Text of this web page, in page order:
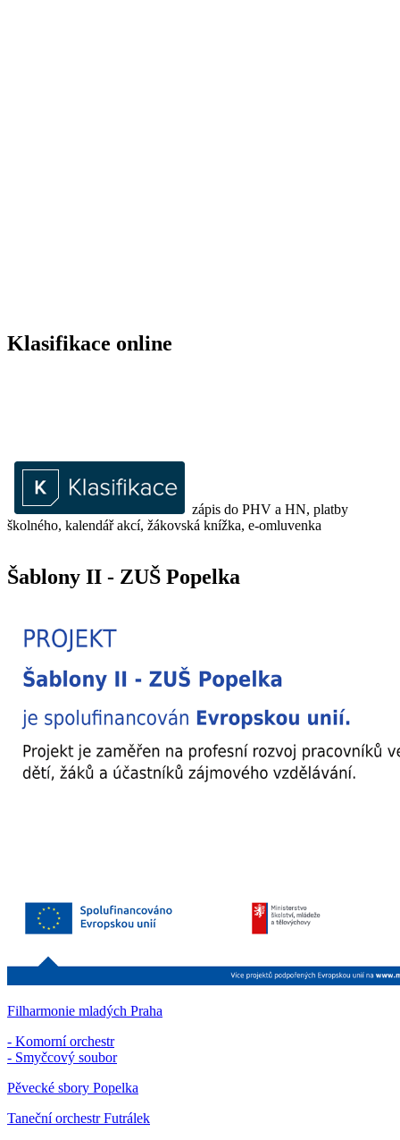
Klasifikace online
zápis do PHV a HN, platby
školného, kalendář akcí, žákovská knížka, e-omluvenka
Šablony II - ZUŠ Popelka
Filharmonie mladých Praha
- Komorní orchestr
- Smyčcový soubor
Pěvecké sbory Popelka
Taneční orchestr Futrálek